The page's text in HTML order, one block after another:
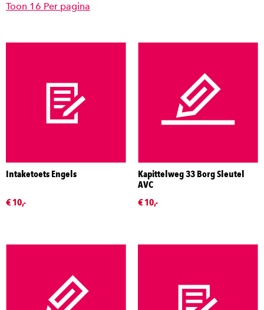
Toon 16 Per pagina
Intaketoets Engels
€ 10,-
Kapittelweg 33 Borg Sleutel
AVC
€ 10,-